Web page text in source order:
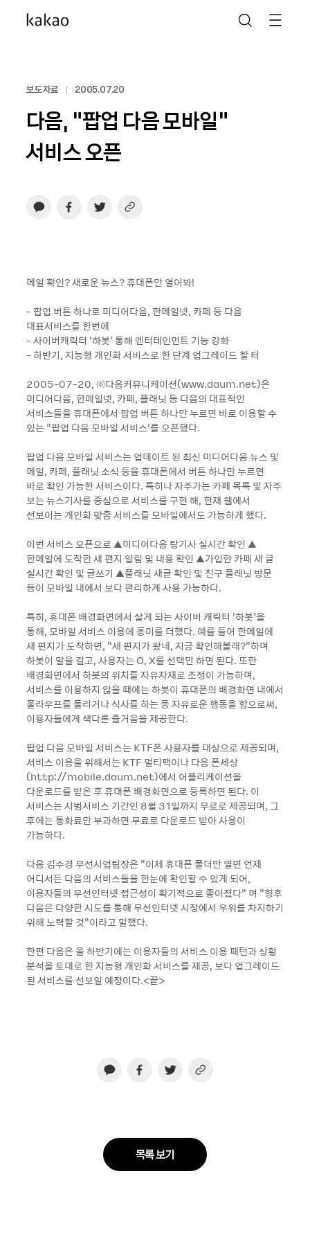
보도자료 2005.07.20
다음, “팝업 다음 모바일“
서비스 오픈
메일 확인? 새로운 뉴스? 휴대폰만 열어봐!
- 팝업 버튼 하나로 미디어다음, 한메일넷, 카페 등 다음
대표서비스를 한번에
- 사이버캐릭터 ‘하봇’ 통해 엔터테인먼트 기능 강화
- 하반기, 지능형 개인화 서비스로 한 단계 업그레이드 할 터
2005-07-20, ㈜다음커뮤니케이션(www.daum.net)은
미디어다음, 한메일넷, 카페, 플래닛 등 다음의 대표적인
서비스들을 휴대폰에서 팝업 버튼 하나만 누르면 바로 이용할 수
있는 “팝업 다음 모바일 서비스’를 오픈했다.
팝업 다음 모바일 서비스는 업데이트 된 최신 미디어다음 뉴스 및
메일, 카페, 플래닛 소식 등을 휴대폰에서 버튼 하나만 누르면
바로 확인 가능한 서비스이다. 특히나 자주가는 카페 목록 및 자주
보는 뉴스기사를 중심으로 서비스를 구현 해, 현재 웹에서
선보이는 개인화 맞춤 서비스를 모바일에서도 가능하게 했다.
이번 서비스 오픈으로 ▲미디어다음 탑기사 실시간 확인 ▲
한메일에 도착한 새 편지 알림 및 내용 확인 ▲가입한 카페 새 글
실시간 확인 및 글쓰기 ▲플래닛 새글 확인 및 친구 플래닛 방문
등이 모바일 내에서 보다 편리하게 사용 가능하다.
특히, 휴대폰 배경화면에서 살게 되는 사이버 캐릭터 ‘하봇’을
통해, 모바일 서비스 이용에 흥미를 더했다. 예를 들어 한메일에
새 편지가 도착하면, “새 편지가 왔네, 지금 확인해볼래?”하며
하봇이 말을 걸고, 사용자는 O, X를 선택만 하면 된다. 또한
배경화면에서 하봇의 위치를 자유자재로 조정이 가능하며,
서비스를 이용하지 않을 때에는 하봇이 휴대폰의 배경화면 내에서
훌라우프를 돌리거나 식사를 하는 등 자유로운 행동을 함으로써,
이용자들에게 색다른 즐거움을 제공한다.
팝업 다음 모바일 서비스는 KTF폰 사용자를 대상으로 제공되며,
서비스 이용을 위해서는 KTF 멀티팩이나 다음 폰세상
(http://mobile.daum.net)에서 어플리케이션을
다운로드를 받은 후 휴대폰 배경화면으로 등록하면 된다. 이
서비스는 시범서비스 기간인 8월 31일까지 무료로 제공되며, 그
후에는 통화료만 부과하면 무료로 다운로드 받아 사용이
가능하다.
다음 김수경 무선사업팀장은 “이제 휴대폰 폴더만 열면 언제
어디서든 다음의 서비스들을 한눈에 확인할 수 있게 되어,
이용자들의 무선인터넷 접근성이 획기적으로 좋아졌다” 며 “향후
다음은 다양한 시도를 통해 무선인터넷 시장에서 우위를 차지하기
위해 노력할 것”이라고 말했다.
한편 다음은 올 하반기에는 이용자들의 서비스 이용 패턴과 상황
분석을 토대로 한 지능형 개인화 서비스를 제공, 보다 업그레이드
된 서비스를 선보일 예정이다.<끝>
목록 보기